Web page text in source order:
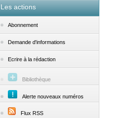
Les actions
Abonnement
Demande d'informations
Ecrire à la rédaction
Bibliothèque
Alerte nouveaux numéros
Flux RSS